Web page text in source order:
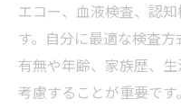
エコー、血液検査、認
す。自分に最適な検査
有無や年齢、家族歴、
考慮することが重要です。